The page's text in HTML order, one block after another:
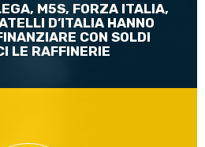
M5S, FORZA ITALIA,
D’ITALIA HANNO
CON SOLDI
LE RAFFINERIE